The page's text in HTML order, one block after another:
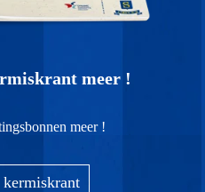
meer !
meer !